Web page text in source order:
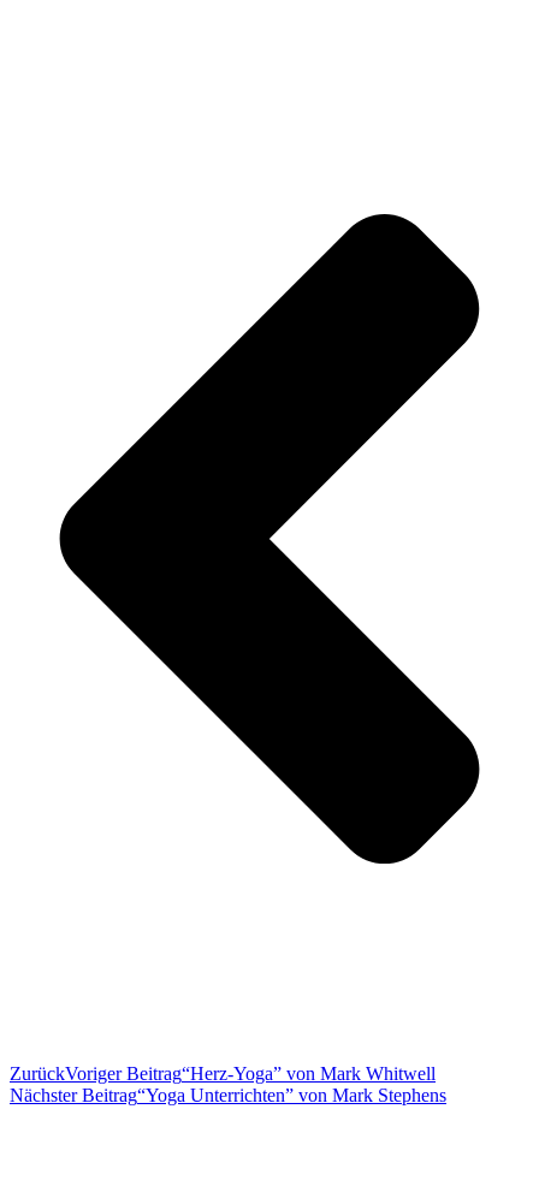
ZurückVoriger Beitrag“Herz-Yoga” von Mark Whitwell
Nächster Beitrag“Yoga Unterrichten” von Mark Stephens